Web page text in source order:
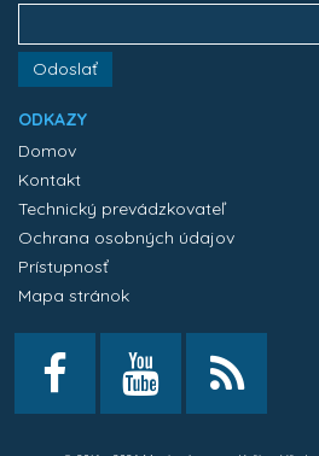
Odoslať
ODKAZY
Domov
Kontakt
Technický prevádzkovateľ
Ochrana osobných údajov
Prístupnosť
Mapa stránok